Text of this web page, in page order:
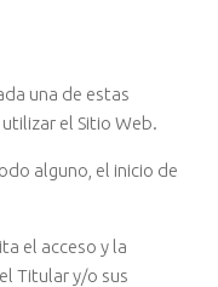
una de estas
el Sitio Web.
alguno, el inicio de
el acceso y la
Titular y/o sus